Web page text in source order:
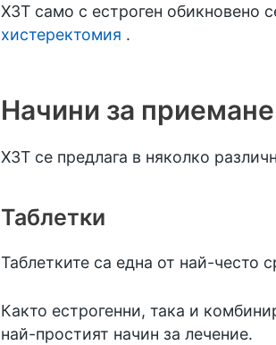
ХЗТ само с естроген обикновено
хистеректомия .
Начини за
ХЗТ се предлага в няколко
Таблетки
Таблетките са една от най-често
Както естрогенни, така и
най-простият начин за лечение.